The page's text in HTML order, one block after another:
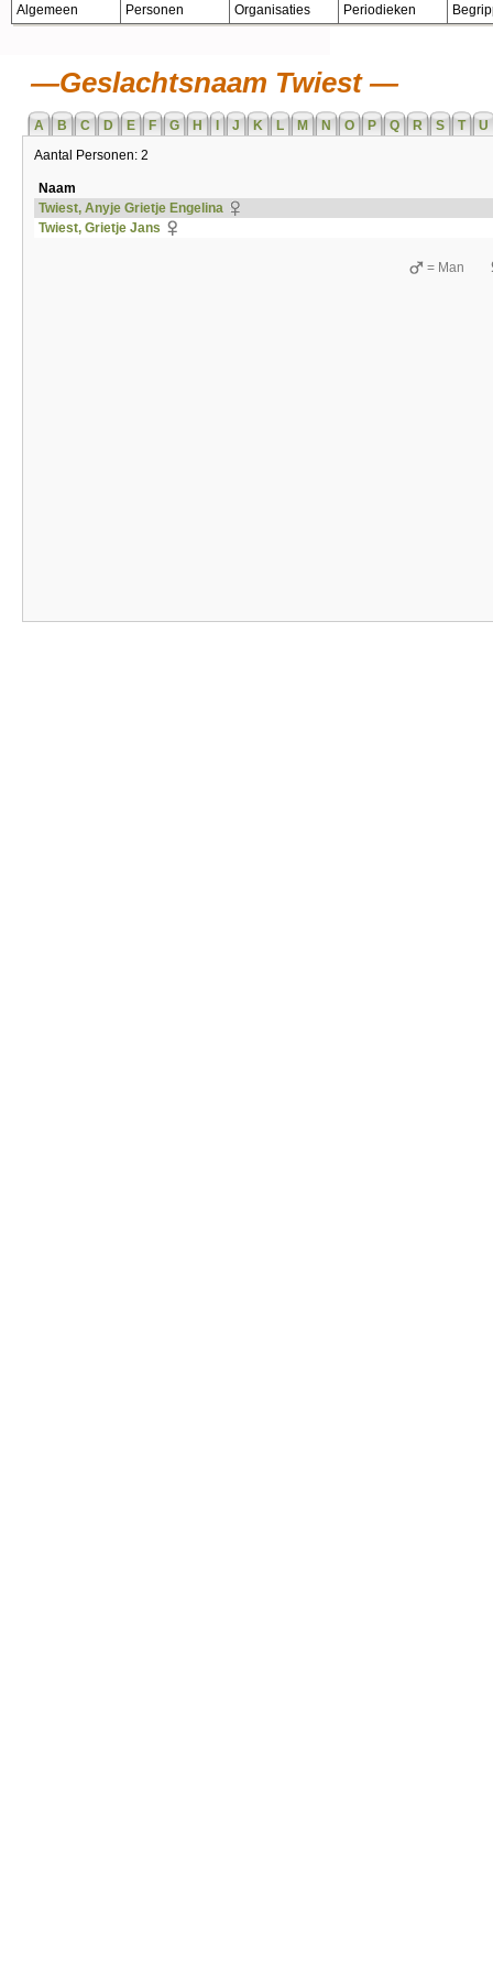
Algemeen Personen Organisaties Periodieken
Geslachtsnaam Twiest
A B C D E F G H J K L M N O P Q R S T
U
Aantal Personen: 2
Naam
Twiest, Anyje Grietje Engelina
Twiest, Grietje Jans
= Man